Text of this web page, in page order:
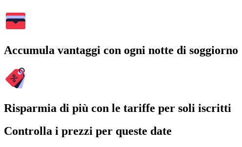
Accumula vantaggi con ogni notte di soggiorno
Risparmia di più con le tariffe per soli iscritti
Controlla i prezzi per queste date